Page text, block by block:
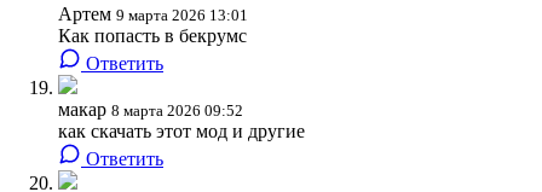
Артем 9 марта 2026 13:01
Как попасть в бекрумс
Ответить
макар 8 марта 2026 09:52
как скачать этот мод и другие
Ответить